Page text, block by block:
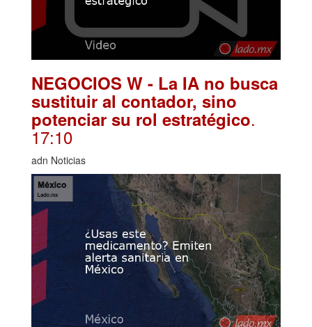
NEGOCIOS W - La IA no busca
sustituir al contador, sino
potenciar su rol estratégico.
17:10
adn Noticias